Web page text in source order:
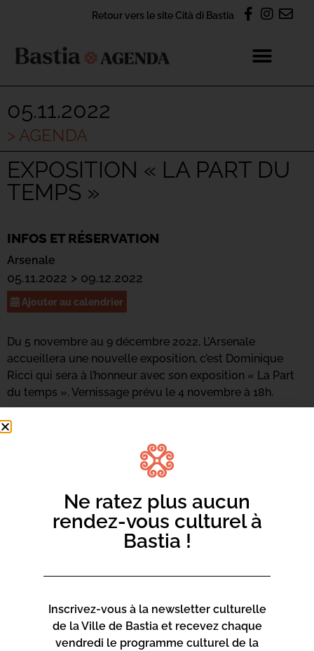
Retour vers le site Cità di Bastia
05.11.2022
> AGENDA
EXPOSITION « LA PART DU
TEMPS »
INFOS ET RÉSERVATION
Arsenale
05.11.2022 > 09.12.2022
Ajouter au calendrier
Du 5 novembre au 9 décembre 2022, L’Arsenale
accueillera une nouvelle exposition, c’est Dominique
Ricci qui sera à l’honneur avec son exposition « La Part
du temps ». Vernissage prévu le 4 novembre à 18h.
Ne ratez plus aucun
rendez-vous culturel à
Bastia !
Inscrivez-vous à la newsletter culturelle
de la Ville de Bastia et recevez chaque
vendredi le programme culturel de la